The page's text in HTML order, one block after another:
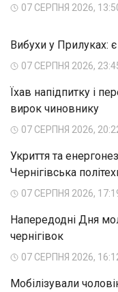
07 СЕРПНЯ 2026,
Вибухи у Прилуках:
07 СЕРПНЯ 2026,
Їхав напідпитку і
вирок чиновнику
07 СЕРПНЯ 2026,
Укриття та
Чернігівська
07 СЕРПНЯ 2026,
Напередодні Дня
чернігівок
07 СЕРПНЯ 2026,
Мобілізували